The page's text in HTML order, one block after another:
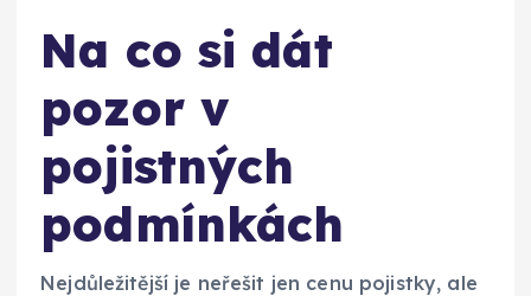
Na co si dát
pozor v
pojistných
podmínkách
Nejdůležitější je neřešit jen cenu pojistky, ale